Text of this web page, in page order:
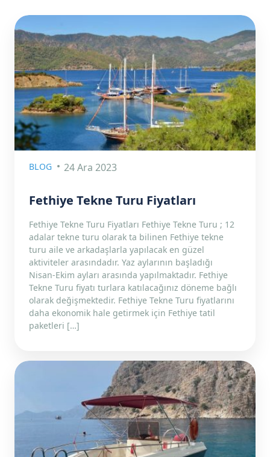
BLOG 24 Ara 2023
Fethiye Tekne Turu Fiyatları
Fethiye Tekne Turu Fiyatları Fethiye Tekne Turu ; 12
adalar tekne turu olarak ta bilinen Fethiye tekne
turu aile ve arkadaşlarla yapılacak en güzel
aktiviteler arasındadır. Yaz aylarının başladığı
Nisan-Ekim ayları arasında yapılmaktadır. Fethiye
Tekne Turu fiyatı turlara katılacağınız döneme bağlı
olarak değişmektedir. Fethiye Tekne Turu fiyatlarını
daha ekonomik hale getirmek için Fethiye tatil
paketleri […]